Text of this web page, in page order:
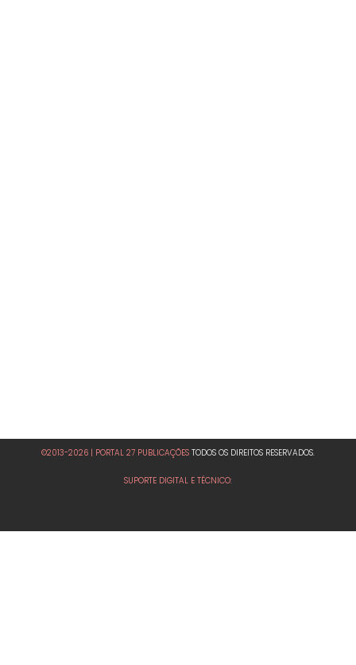
©2013-2026 | PORTAL 27 PUBLICAÇÕES TODOS OS DIREITOS RESERVADOS.
SUPORTE DIGITAL E TÉCNICO: